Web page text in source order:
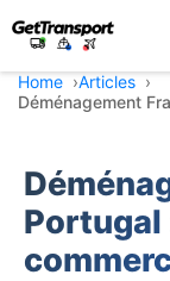
Home
Articles
Déménagement